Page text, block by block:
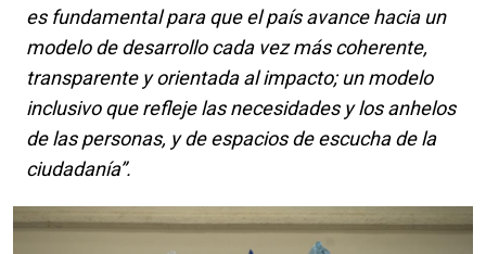
es fundamental para que el país avance hacia un
modelo de desarrollo cada vez más coherente,
transparente y orientada al impacto; un modelo
inclusivo que refleje las necesidades y los anhelos
de las personas, y de espacios de escucha de la
ciudadanía”.